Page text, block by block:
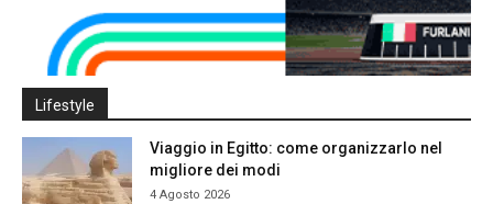
Lifestyle
Viaggio in Egitto: come organizzarlo nel
migliore dei modi
4 Agosto 2026